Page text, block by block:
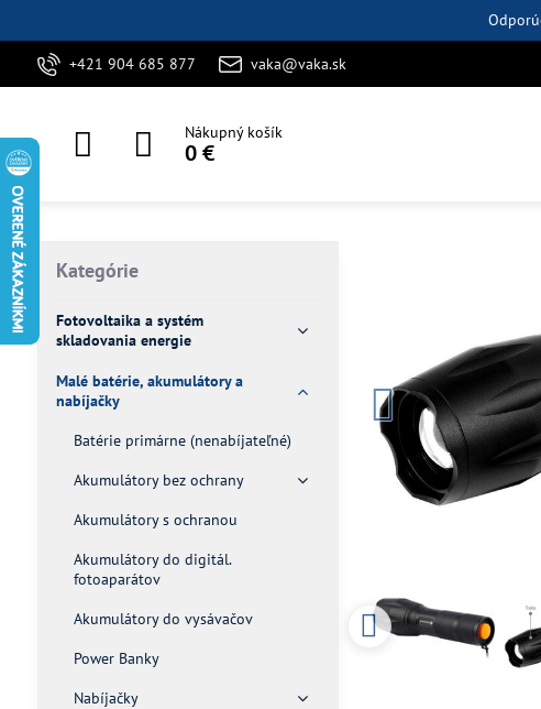
+421 904 685 877 vaka@vaka.sk
Nákupný košík
0 €
Kategórie
Fotovoltaika a systém
skladovania energie
Malé batérie, akumulátory a
nabíjačky
Batérie primárne (nenabíjateľné)
Akumulátory bez ochrany
Akumulátory s ochranou
Akumulátory do digitál.
fotoaparátov
Akumulátory do vysávačov
Power Banky
Nabíjačky